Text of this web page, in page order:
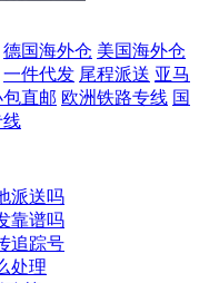
德国海外仓 美国海外仓
一件代发 尾程派送 亚马
直邮 欧洲铁路专线 国
线
派送吗
靠谱吗
追踪号
处理